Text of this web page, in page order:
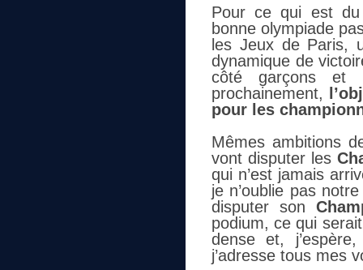
Pour ce qui est
bonne olympiade
les Jeux de Paris,
dynamique de
côté garçons et
prochainement,
pour les
Mêmes ambitions
vont disputer les
qui n’est jamais
je n’oublie pas
disputer son
podium, ce qui
dense et,
j’adresse tous mes